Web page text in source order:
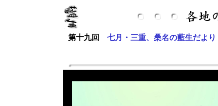
第十九回 七月・三重、桑名の藍生だよ